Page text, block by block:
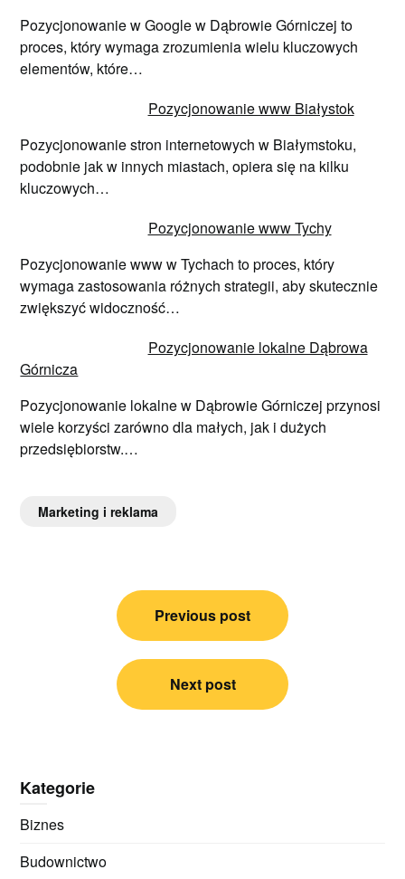
Pozycjonowanie w Google w Dąbrowie Górniczej to
proces, który wymaga zrozumienia wielu kluczowych
elementów, które…
Pozycjonowanie www Białystok
Pozycjonowanie stron internetowych w Białymstoku,
podobnie jak w innych miastach, opiera się na kilku
kluczowych…
Pozycjonowanie www Tychy
Pozycjonowanie www w Tychach to proces, który
wymaga zastosowania różnych strategii, aby skutecznie
zwiększyć widoczność…
Pozycjonowanie lokalne Dąbrowa
Górnicza
Pozycjonowanie lokalne w Dąbrowie Górniczej przynosi
wiele korzyści zarówno dla małych, jak i dużych
przedsiębiorstw.…
Marketing i reklama
Nawigacja
Previous post
Next post
Kategorie
Biznes
Budownictwo